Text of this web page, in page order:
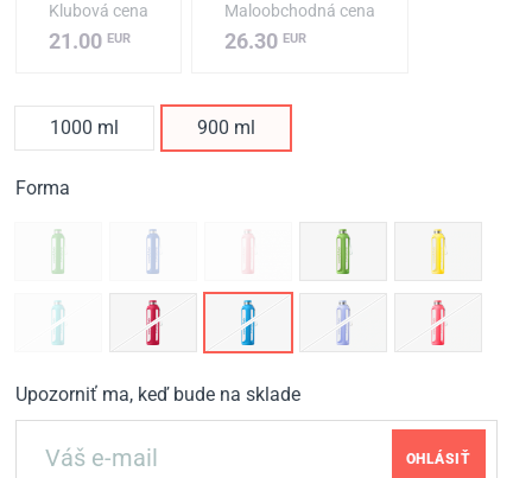
Klubová cena
21.00 EUR
Maloobchodná cena
26.30EUR
1000 ml 900 ml
Forma
Upozorniť ma, keď bude na sklade
OHLÁSIŤ